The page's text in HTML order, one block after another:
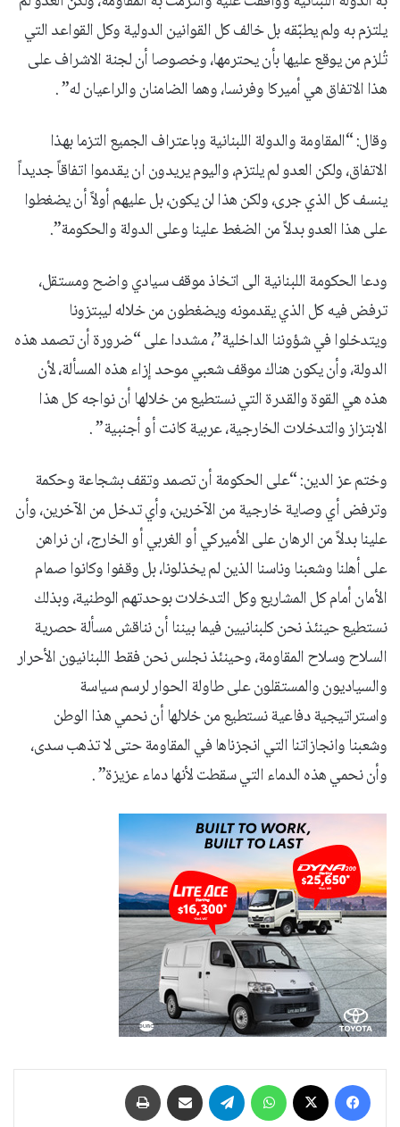
يلتزم به ولم يطبّقه بل خالف كل القوانين الدولية وكل القواعد التي
تُلزم من يوقع عليها بأن يحترمها، وخصوصا أن لجنة الاشراف على
هذا الاتفاق هي أميركا وفرنسا، وهما الضامنان والراعيان له” .
وقال: “المقاومة والدولة اللبنانية وباعتراف الجميع التزما بهذا
الاتفاق، ولكن العدو لم يلتزم، واليوم يريدون ان يقدموا اتفاقاً جديداً
ينسف كل الذي جرى، ولكن هذا لن يكون، بل عليهم أولاً أن يضغطوا
على هذا العدو بدلاً من الضغط علينا وعلى الدولة والحكومة”.
ودعا الحكومة اللبنانية الى اتخاذ موقف سيادي واضح ومستقل،
ترفض فيه كل الذي يقدمونه ويضغطون من خلاله ليبتزونا
ويتدخلوا في شؤوننا الداخلية”، مشددا على “ضرورة أن تصمد هذه
الدولة، وأن يكون هناك موقف شعبي موحد إزاء هذه المسألة، لأن
هذه هي القوة والقدرة التي نستطيع من خلالها أن نواجه كل هذا
الابتزاز والتدخلات الخارجية، عربية كانت أو أجنبية” .
وختم عز الدين: “على الحكومة أن تصمد وتقف بشجاعة وحكمة
وترفض أي وصاية خارجية من الآخرين، وأي تدخل من الآخرين، وأن
علينا بدلاً من الرهان على الأميركي أو الغربي أو الخارج، ان نراهن
على أهلنا وشعبنا وناسنا الذين لم يخذلونا، بل وقفوا وكانوا صمام
الأمان أمام كل المشاريع وكل التدخلات بوحدتهم الوطنية، وبذلك
نستطيع حينئذ نحن كلبنانيين فيما بيننا أن نناقش مسألة حصرية
السلاح وسلاح المقاومة، وحينئذ نجلس نحن فقط اللبنانيون الأحرار
والسياديون والمستقلون على طاولة الحوار لرسم سياسة
واستراتيجية دفاعية نستطيع من خلالها أن نحمي هذا الوطن
وشعبنا وانجازاتنا التي انجزناها في المقاومة حتى لا تذهب سدى،
وأن نحمي هذه الدماء التي سقطت لأنها دماء عزيزة” .
فيسبوك واتساب تيلقرام مشاركة عبر البريد